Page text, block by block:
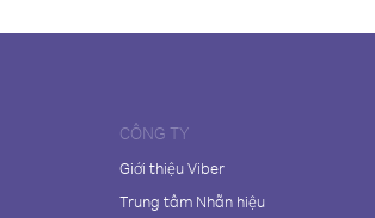
CÔNG TY
Giới thiệu Viber
Trung tâm Nhãn hiệu